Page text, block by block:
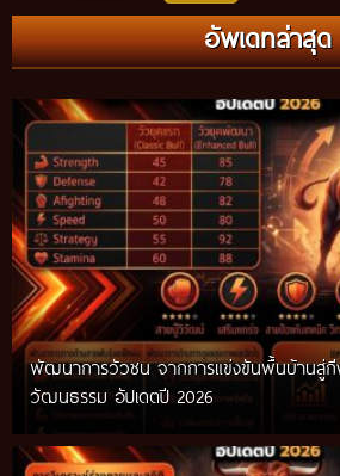
อัพเดทล่าสุด
กติกาวัวชนสมัยก่อน วิถีการแข่งขันดั้งเดิ
ท้องถิ่น อัปเดตปี 2026
พัฒนาการวัวชน จากการแข่งขันพื้นบ้านสู่
วัฒนธรรม อัปเดตปี 2026